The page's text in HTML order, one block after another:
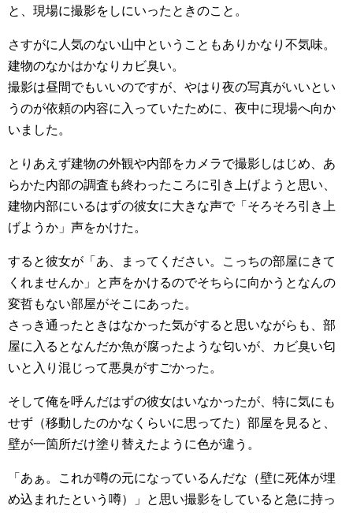
と、現場に撮影をしにいったときのこと。
さすがに人気のない山中ということもありかなり不気味。
建物のなかはかなりカビ臭い。
撮影は昼間でもいいのですが、やはり夜の写真がいいとい
うのが依頼の内容に入っていたために、夜中に現場へ向か
いました。
とりあえず建物の外観や内部をカメラで撮影しはじめ、あ
らかた内部の調査も終わったころに引き上げようと思い、
建物内部にいるはずの彼女に大きな声で「そろそろ引き上
げようか」声をかけた。
すると彼女が「あ、まってください。こっちの部屋にきて
くれませんか」と声をかけるのでそちらに向かうとなんの
変哲もない部屋がそこにあった。
さっき通ったときはなかった気がすると思いながらも、部
屋に入るとなんだか魚が腐ったような匂いが、カビ臭い匂
いと入り混じって悪臭がすごかった。
そして俺を呼んだはずの彼女はいなかったが、特に気にも
せず（移動したのかなくらいに思ってた）部屋を見ると、
壁が一箇所だけ塗り替えたように色が違う。
「あぁ。これが噂の元になっているんだな（壁に死体が埋
め込まれたという噂）」と思い撮影をしていると急に持っ